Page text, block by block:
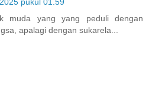
muda yang yang peduli dengan
apalagi dengan sukarela...